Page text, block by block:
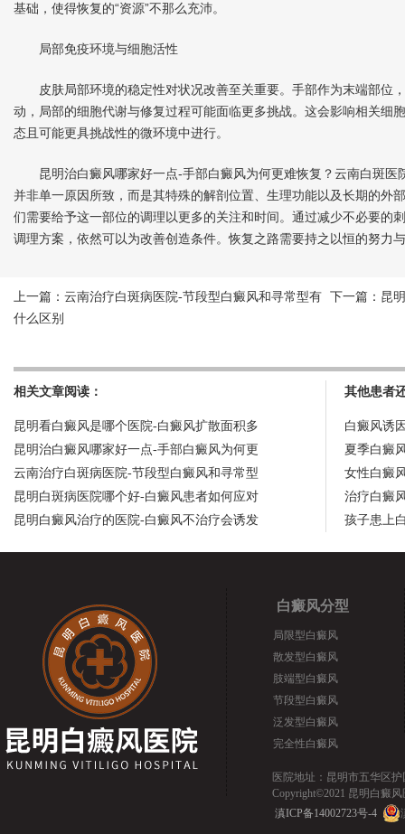
基础，使得恢复的“资源”不那么充沛。
局部免疫环境与细胞活性
皮肤局部环境的稳定性对状况改善至关重要。手部作为末端部位
动，局部的细胞代谢与修复过程可能面临更多挑战。这会影响相关细
态且可能更具挑战性的微环境中进行。
昆明治白癜风哪家好一点-手部白癜风为何更难恢复？云南白斑医
并非单一原因所致，而是其特殊的解剖位置、生理功能以及长期的外
们需要给予这一部位的调理以更多的关注和时间。通过减少不必要的
调理方案，依然可以为改善创造条件。恢复之路需要持之以恒的努力
上一篇： 云南治疗白斑病医院-节段型白癜风和寻常型有
什么区别
下一篇： 昆
相关文章阅读：
昆明看白癜风是哪个医院-白癜风扩散面积多
昆明治白癜风哪家好一点-手部白癜风为何更
云南治疗白斑病医院-节段型白癜风和寻常型
昆明白斑病医院哪个好-白癜风患者如何应对
昆明白癜风治疗的医院-白癜风不治疗会诱发
其他患者
白癜风诱
夏季白癜
女性白癜
治疗白癜
孩子患上
白癜风分型
局限型白癜风
散发型白癜风
肢端型白癜风
节段型白癜风
泛发型白癜风
完全性白癜风
医院地址：昆明市五华区护
Copyright©2021 昆明白癜风
滇ICP备14002723号-4